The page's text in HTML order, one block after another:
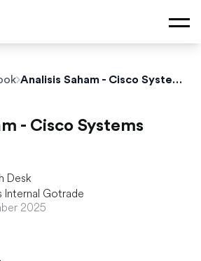
Analisis Saham - Cisco Systems (CSCO)
- Cisco Systems
Desk
Internal Gotrade
2025